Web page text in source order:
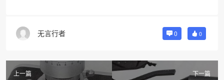
无言行者 0 0
上一篇
下一篇